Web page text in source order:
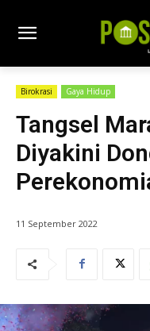
Birokrasi Gaya Hidup
Tangsel
Diyakini
11 September 2022